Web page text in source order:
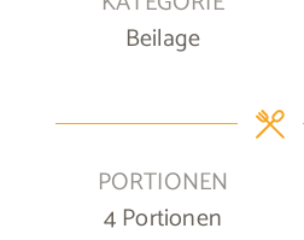
Beilage
PORTIONEN
4 Portionen